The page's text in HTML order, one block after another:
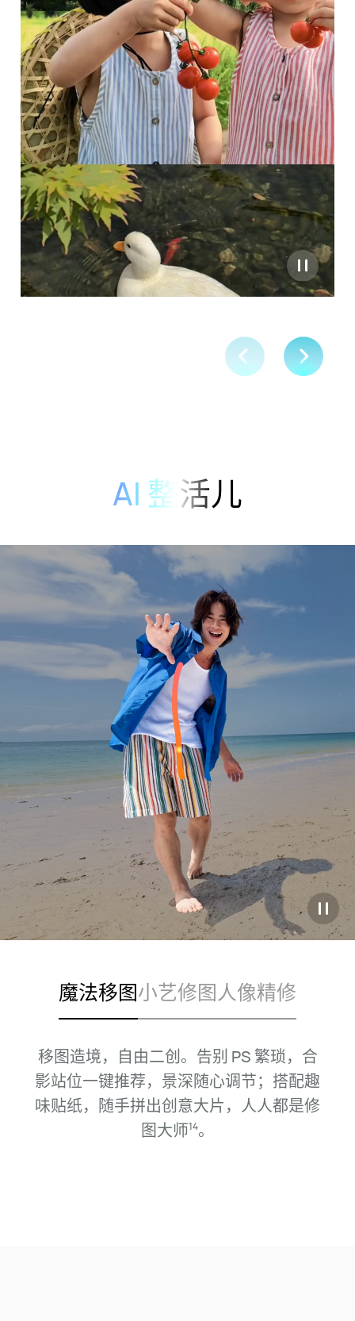
AI 整活儿
魔法移图小艺修图人像精修
移图造境，自由二创。告别 PS 繁琐，合
影站位一键推荐，景深随心调节； 搭配趣
味贴纸，随手拼出创意大片，人人都是修
图大师14。